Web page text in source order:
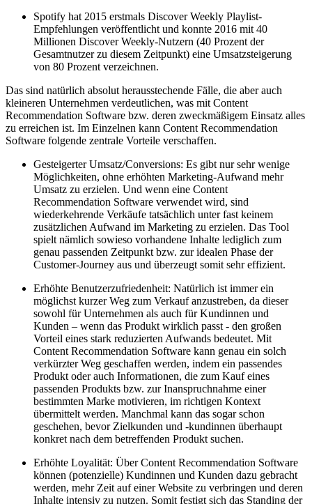
Spotify hat 2015 erstmals Discover Weekly Playlist-
Empfehlungen veröffentlicht und konnte 2016 mit 40
Millionen Discover Weekly-Nutzern (40 Prozent der
Gesamtnutzer zu diesem Zeitpunkt) eine Umsatzsteigerung
von 80 Prozent verzeichnen.
Das sind natürlich absolut herausstechende Fälle, die aber auch
kleineren Unternehmen verdeutlichen, was mit Content
Recommendation Software bzw. deren zweckmäßigem Einsatz alles
zu erreichen ist. Im Einzelnen kann Content Recommendation
Software folgende zentrale Vorteile verschaffen.
Gesteigerter Umsatz/Conversions: Es gibt nur sehr wenige
Möglichkeiten, ohne erhöhten Marketing-Aufwand mehr
Umsatz zu erzielen. Und wenn eine Content
Recommendation Software verwendet wird, sind
wiederkehrende Verkäufe tatsächlich unter fast keinem
zusätzlichen Aufwand im Marketing zu erzielen. Das Tool
spielt nämlich sowieso vorhandene Inhalte lediglich zum
genau passenden Zeitpunkt bzw. zur idealen Phase der
Customer-Journey aus und überzeugt somit sehr effizient.
Erhöhte Benutzerzufriedenheit: Natürlich ist immer ein
möglichst kurzer Weg zum Verkauf anzustreben, da dieser
sowohl für Unternehmen als auch für Kundinnen und
Kunden – wenn das Produkt wirklich passt - den großen
Vorteil eines stark reduzierten Aufwands bedeutet. Mit
Content Recommendation Software kann genau ein solch
verkürzter Weg geschaffen werden, indem ein passendes
Produkt oder auch Informationen, die zum Kauf eines
passenden Produkts bzw. zur Inanspruchnahme einer
bestimmten Marke motivieren, im richtigen Kontext
übermittelt werden. Manchmal kann das sogar schon
geschehen, bevor Zielkunden und -kundinnen überhaupt
konkret nach dem betreffenden Produkt suchen.
Erhöhte Loyalität: Über Content Recommendation Software
können (potenzielle) Kundinnen und Kunden dazu gebracht
werden, mehr Zeit auf einer Website zu verbringen und deren
Inhalte intensiv zu nutzen. Somit festigt sich das Standing der